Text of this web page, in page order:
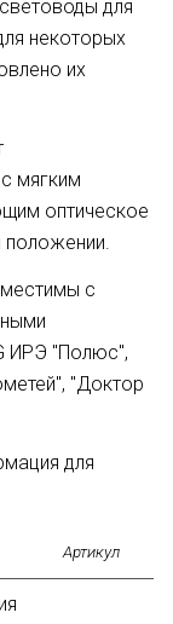
для
некоторых
их
мягким
оптическое
с
ИРЭ "Полюс",
"Доктор
Артикул